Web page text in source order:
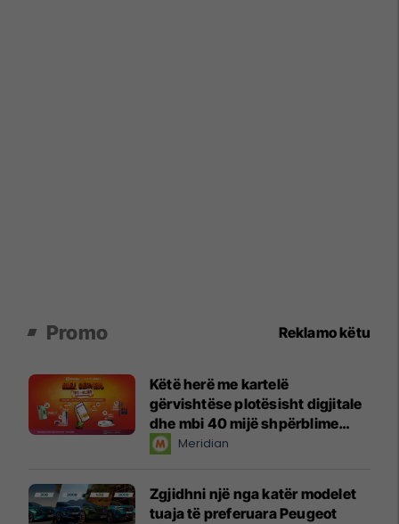
Promo Reklamo këtu
Këtë herë me kartelë
gërvishtëse plotësisht digjitale
dhe mbi 40 mijë shpërblime
instant!Meridian
Zgjidhni një nga katër modelet
tuaja të preferuara Peugeot